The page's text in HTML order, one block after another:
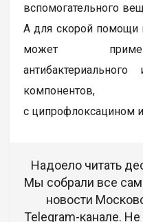
вспомогательного
А для скорой помощи
может
антибактериального
компонентов,
с ципрофлоксацином
Надоело читать
Мы собрали все
новости
Telegram-канале.